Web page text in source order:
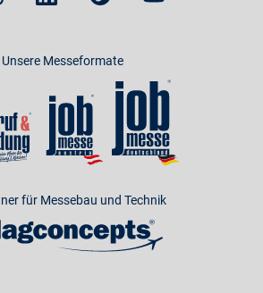
Unsere Messeformate
für Messebau und Technik